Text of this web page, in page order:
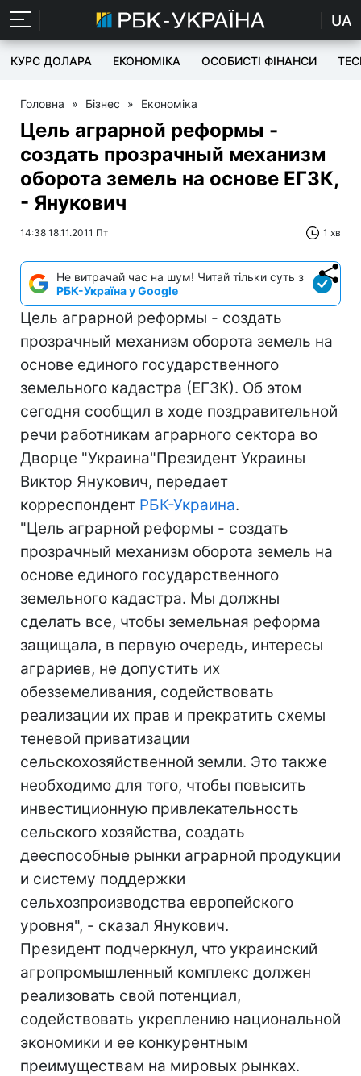
UA
КУРС ДОЛАРА ЕКОНОМІКА ОСОБИСТІ ФІНАНСИ
Головна » Бізнес » Економіка
Цель аграрной реформы -
создать прозрачный механизм
оборота земель на основе ЕГЗК,
- Янукович
14:38 18.11.2011 Пт 1 хв
Не витрачай час на шум! Читай тільки суть з
РБК-Україна у Google
Цель аграрной реформы - создать
прозрачный механизм оборота земель на
основе единого государственного
земельного кадастра (ЕГЗК). Об этом
сегодня сообщил в ходе поздравительной
речи работникам аграрного сектора во
Дворце "Украина"Президент Украины
Виктор Янукович, передает
корреспондент РБК-Украина.
"Цель аграрной реформы - создать
прозрачный механизм оборота земель на
основе единого государственного
земельного кадастра. Мы должны
сделать все, чтобы земельная реформа
защищала, в первую очередь, интересы
аграриев, не допустить их
обезземеливания, содействовать
реализации их прав и прекратить схемы
теневой приватизации
сельскохозяйственной земли. Это также
необходимо для того, чтобы повысить
инвестиционную привлекательность
сельского хозяйства, создать
дееспособные рынки аграрной продукции
и систему поддержки
сельхозпроизводства европейского
уровня", - сказал Янукович.
Президент подчеркнул, что украинский
агропромышленный комплекс должен
реализовать свой потенциал,
содействовать укреплению национальной
экономики и ее конкурентным
преимуществам на мировых рынках.